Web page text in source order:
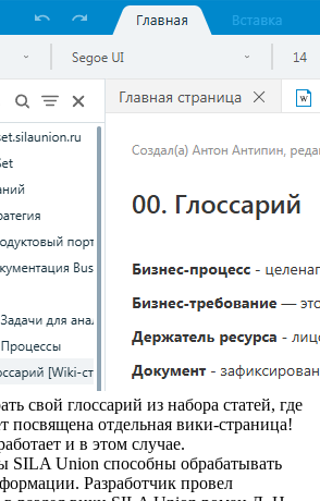
свой глоссарий из набора статей, где
посвящена отдельная вики-страница!
и в этом случае.
SILA Union способны обрабатывать
Разработчик провел